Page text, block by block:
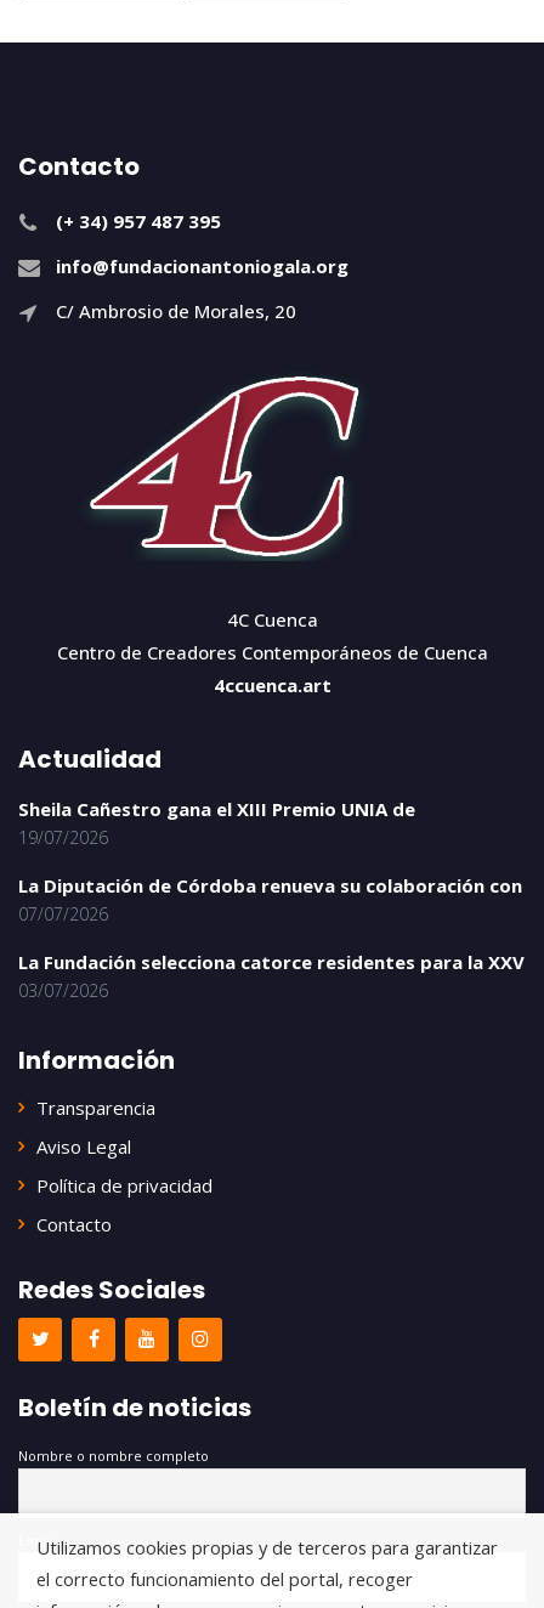
Contacto
(+ 34) 957 487 395
info@fundacionantoniogala.org
C/ Ambrosio de Morales, 20
4C Cuenca
Centro de Creadores Contemporáneos de Cuenca
4ccuenca.art
Actualidad
Sheila Cañestro gana el XIII Premio UNIA de
19/07/2026
La Diputación de Córdoba renueva su colaboración con
07/07/2026
La Fundación selecciona catorce residentes para la XXV
03/07/2026
Información
Transparencia
Aviso Legal
Política de privacidad
Contacto
Redes Sociales
Boletín de noticias
Nombre o nombre completo
Email
Utilizamos cookies propias y de terceros para garantizar
el correcto funcionamiento del portal, recoger